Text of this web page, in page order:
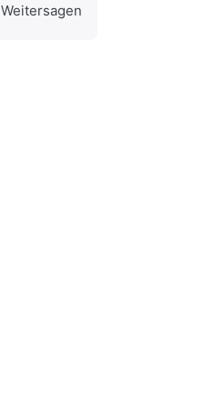
Weitersagen